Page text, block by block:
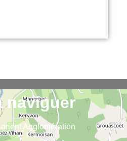
naviguer
Lorient Agglomération